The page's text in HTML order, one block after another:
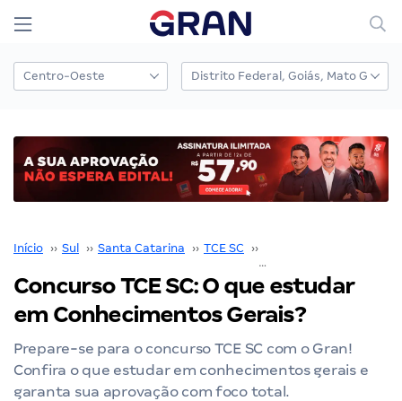
Início ›› Sul ›› Santa Catarina ›› TCE SC ››
Concurso TCE SC: O que estudar
em Conhecimentos Gerais?
Prepare-se para o concurso TCE SC com o Gran!
Confira o que estudar em conhecimentos gerais e
garanta sua aprovação com foco total.